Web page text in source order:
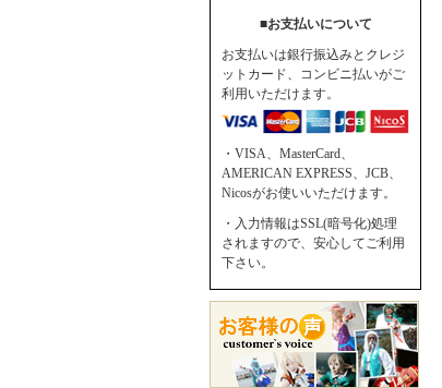
■お支払いについて
お支払いは銀行振込みとクレジ
ットカード、コンビニ払いがご
利用いただけます。
・VISA、MasterCard、
AMERICAN EXPRESS、JCB、
Nicosがお使いいただけます。
・入力情報はSSL(暗号化)処理
されますので、安心してご利用
下さい。